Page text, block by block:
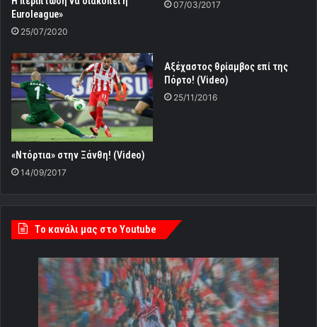
Euroleague»
25/07/2020
07/03/2017
«Ντόρτια» στην Ξάνθη! (Video)
14/09/2017
Aξέχαστος θρίαμβος επί της
Πόρτο! (Video)
25/11/2016
Tο κανάλι μας στο Youtube